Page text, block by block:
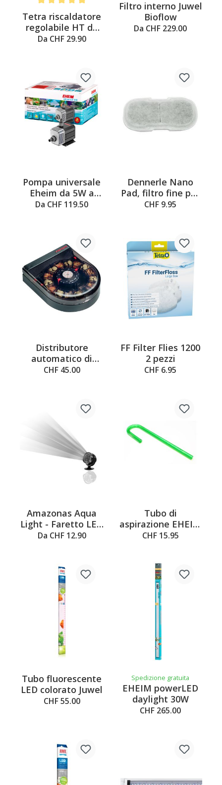
Average rating of 5 out of 5 stars
Tetra riscaldatore
regolabile HT da
25W a 300W
Da CHF 29.90
Filtro interno Juwel
Bioflow
Da CHF 229.00
Pompa universale
Eheim da 5W a
80W
Da CHF 119.50
Dennerle Nano
Pad, filtro fine per
Scaper's Flow
CHF 9.95
Distributore
automatico di
mangime Fish
CHF 45.00
FF Filter Flies 1200
2 pezzi
CHF 6.95
Amazonas Aqua
Light - Faretto LED
subacqueo 0.4W
Da CHF 12.90
Tubo di
aspirazione EHEIM
16/22mm
CHF 15.95
Tubo fluorescente
LED colorato Juwel
CHF 55.00
Spedizione gratuita
EHEIM powerLED
daylight 30W
CHF 265.00